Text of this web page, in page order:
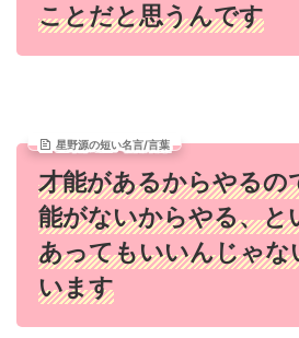
ことだと思うんです
星野源の短い名言/言葉
才能があるからやるの
能がないからやる、と
あってもいいんじゃな
います